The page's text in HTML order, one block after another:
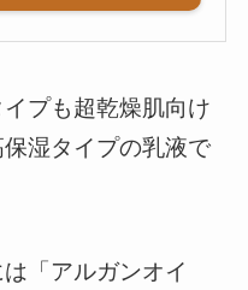
プも超乾燥肌向け
湿タイプの乳液で
「アルガンオイ